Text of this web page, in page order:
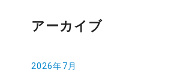
アーカイブ
2026年7月